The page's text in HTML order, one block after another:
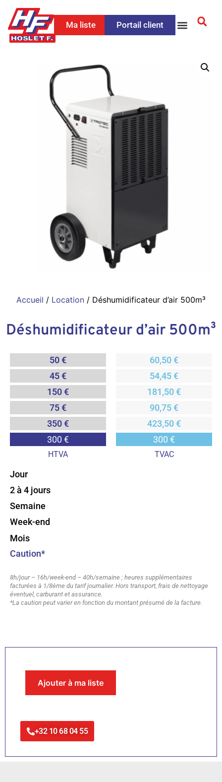
Ma liste Portail client
Accueil / Location / Déshumidificateur d’air 500m³
Déshumidificateur d’air 500m³
50 €
45 €
150 €
75 €
350 €
300 €
HTVA
60,50 €
54,45 €
181,50 €
90,75 €
423,50 €
300 €
TVAC
Jour
2 à 4 jours
Semaine
Week-end
Mois
Caution*
8h/jour – 16h/week-end – 40h/semaine ; heures supplémentaires
facturées à 1/8ème du tarif journalier. Hors transport, frais de nettoyage
éventuel, carburant et assurance.
*La caution peut varier en fonction du montant présumé de la facture.
Ajouter à ma liste
+32 10 68 04 55